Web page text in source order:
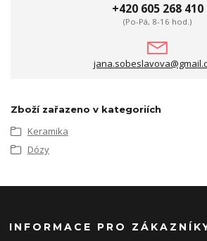
+420 605 268 410
(Po-Pá, 8-16 hod.)
Zboží zařazeno v kategoriích
Keramika
Dózy
INFORMACE PRO